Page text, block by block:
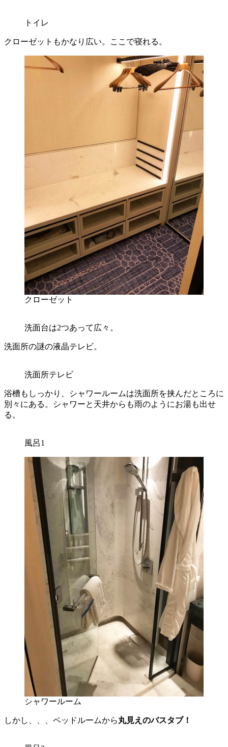
トイレ
クローゼットもかなり広い。ここで寝れる。
クローゼット
洗面台は2つあって広々。
洗面所の謎の液晶テレビ。
洗面所テレビ
浴槽もしっかり、シャワールームは洗面所を挟んだところに
別々にある。シャワーと天井からも雨のようにお湯も出せ
る。
風呂1
シャワールーム
しかし、、、ベッドルームから丸見えのバスタブ！